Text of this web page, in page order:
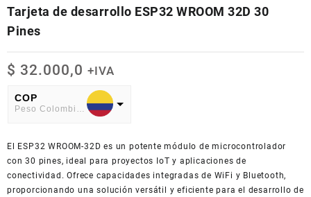
Tarjeta de desarrollo ESP32 WROOM 32D 30
Pines
$ 32.000,0 +IVA
COP
American Dollar
El ESP32 WROOM-32D es un potente módulo de microcontrolador
con 30 pines, ideal para proyectos IoT y aplicaciones de
conectividad. Ofrece capacidades integradas de WiFi y Bluetooth,
proporcionando una solución versátil y eficiente para el desarrollo de